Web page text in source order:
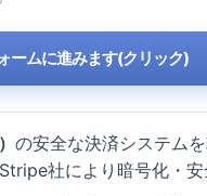
ームに進みます(クリック)
の安全な決済システム
社により暗号化・安